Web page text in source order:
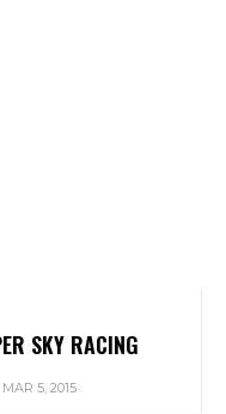
SKY RACING
MAR 5, 2015